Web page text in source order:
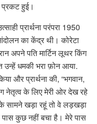
प्रकट हुई।
प्रार्थना परंपरा 1950
का केंद्र थी। कोरेटा
अपने पति मार्टिन लूथर किंग
उन्हें धमकी भरा फ़ोन आया.
और प्रार्थना की, “भगवान,
नेतृत्व के लिए मेरी ओर देख रहे
सामने खड़ा रहूं तो वे लड़खड़ा
कुछ नहीं बचा है। मेरे पास